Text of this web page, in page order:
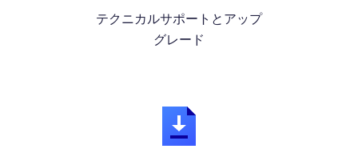
テクニカルサポートとアップ
グレード